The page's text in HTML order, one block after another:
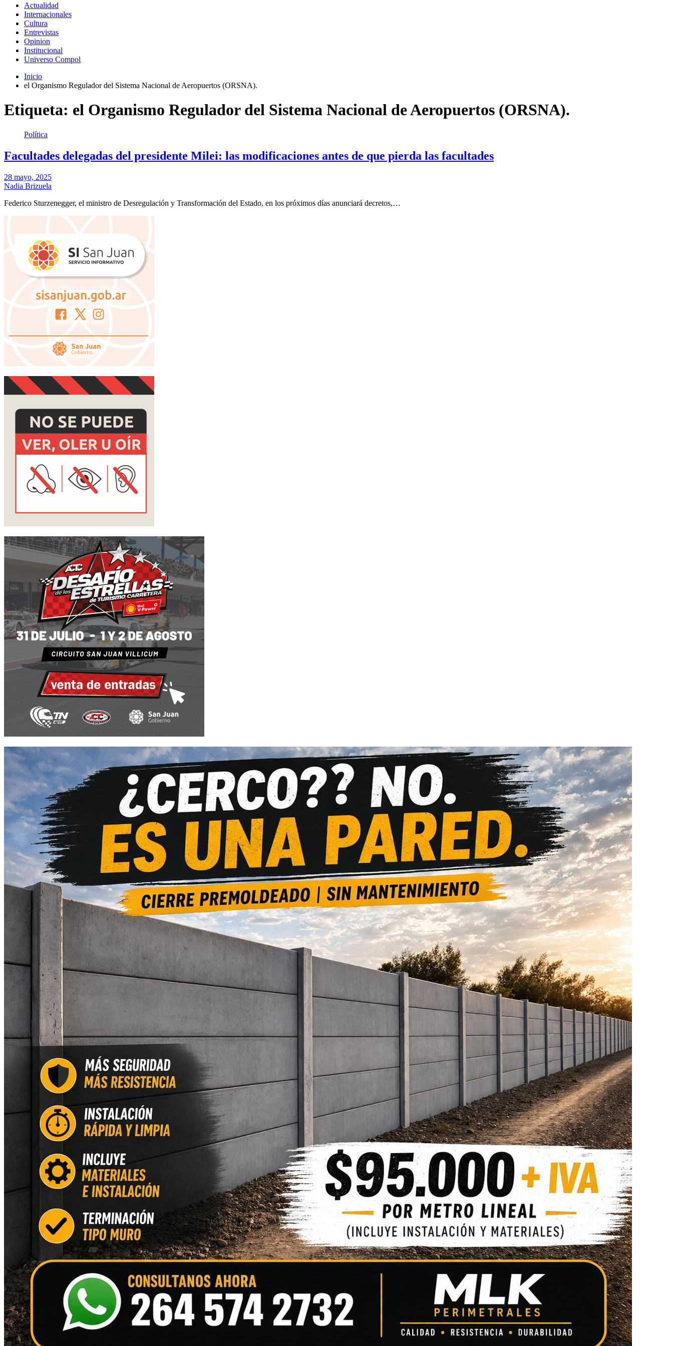
Actualidad
Internacionales
Cultura
Entrevistas
Opinion
Institucional
Universo Compol
Inicio
el Organismo Regulador del Sistema Nacional de Aeropuertos (ORSNA).
Etiqueta: el Organismo Regulador del Sistema Nacional de Aeropuertos (ORSNA).
Política
Facultades delegadas del presidente Milei: las modificaciones antes de que pierda las facultades
28 mayo, 2025
Nadia Brizuela
Federico Sturzenegger, el ministro de Desregulación y Transformación del Estado, en los próximos días anunciará decretos,…